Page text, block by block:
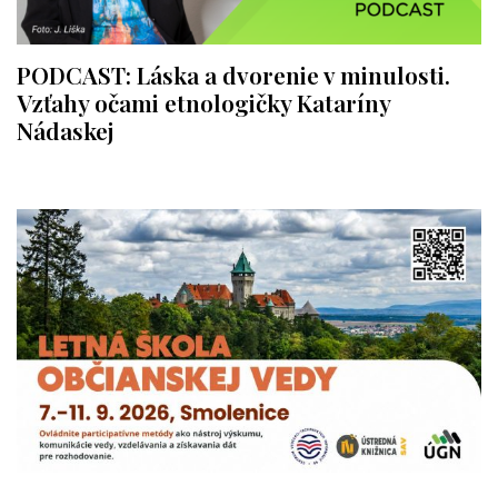
PODCAST: Láska a dvorenie v minulosti.
Vzťahy očami etnologičky Kataríny
Nádaskej